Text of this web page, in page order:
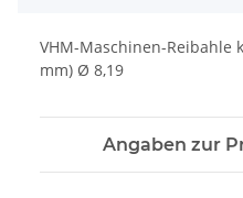
VHM-Maschinen-Reibahle
mm) Ø 8,19
Angaben zur